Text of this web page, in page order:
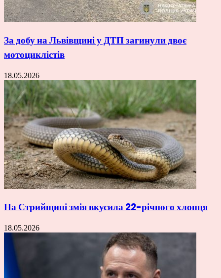
За добу на Львівщині у ДТП загинули двоє
мотоциклістів
18.05.2026
На Стрийщині змія вкусила 22-річного хлопця
18.05.2026